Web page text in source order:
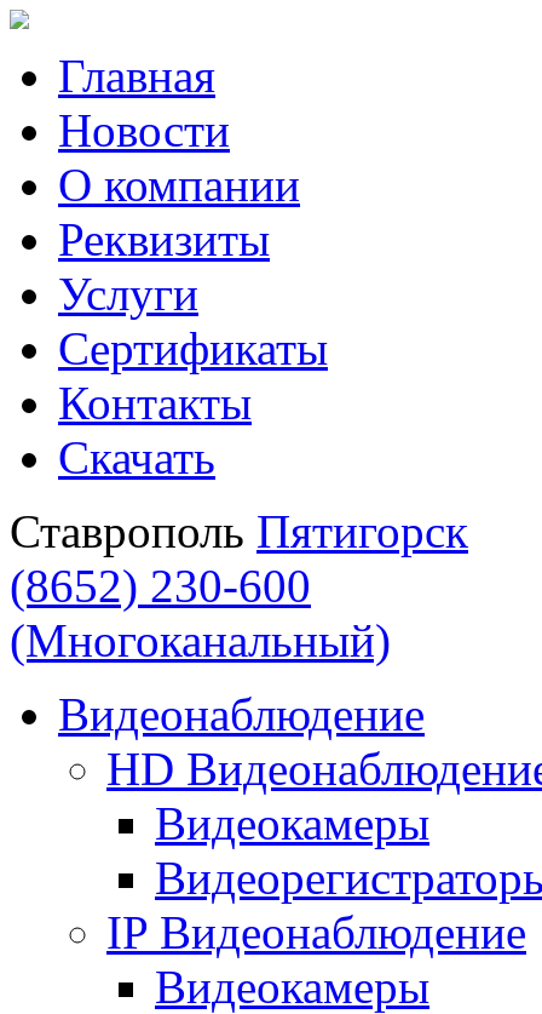
Главная
Новости
О компании
Реквизиты
Услуги
Сертификаты
Контакты
Скачать
Ставрополь Пятигорск
(8652) 230-600
(Многоканальный)
Видеонаблюдение
HD
Видеокамеры
IP Видеонаблюдение
Видеокамеры